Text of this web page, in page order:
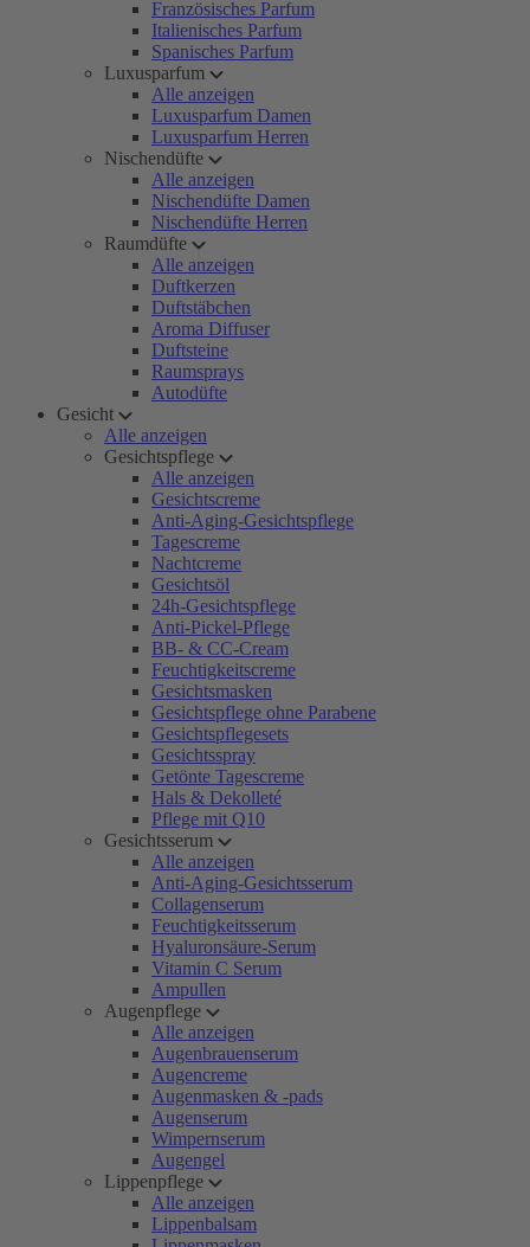
Französisches Parfum
Italienisches Parfum
Spanisches Parfum
Luxusparfum
Alle anzeigen
Luxusparfum Damen
Luxusparfum Herren
Nischendüfte
Alle anzeigen
Nischendüfte Damen
Nischendüfte Herren
Raumdüfte
Alle anzeigen
Duftkerzen
Duftstäbchen
Aroma Diffuser
Duftsteine
Raumsprays
Autodüfte
Gesicht
Alle anzeigen
Gesichtspflege
Alle anzeigen
Gesichtscreme
Anti-Aging-Gesichtspflege
Tagescreme
Nachtcreme
Gesichtsöl
24h-Gesichtspflege
Anti-Pickel-Pflege
BB- & CC-Cream
Feuchtigkeitscreme
Gesichtsmasken
Gesichtspflege ohne Parabene
Gesichtspflegesets
Gesichtsspray
Getönte Tagescreme
Hals & Dekolleté
Pflege mit Q10
Gesichtsserum
Alle anzeigen
Anti-Aging-Gesichtsserum
Collagenserum
Feuchtigkeitsserum
Hyaluronsäure-Serum
Vitamin C Serum
Ampullen
Augenpflege
Alle anzeigen
Augenbrauenserum
Augencreme
Augenmasken & -pads
Augenserum
Wimpernserum
Augengel
Lippenpflege
Alle anzeigen
Lippenbalsam